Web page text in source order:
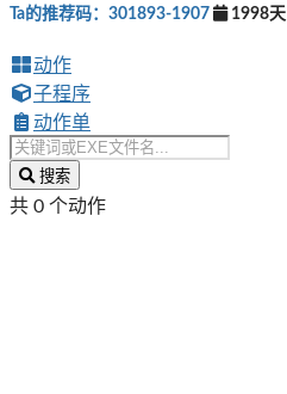
Ta的推荐码：301893-1907 1998天
动作
子程序
动作单
搜索
共 0 个动作